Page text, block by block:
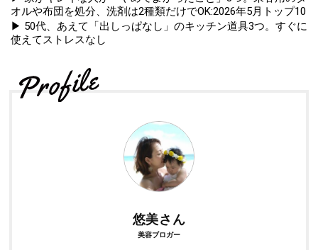
オルや布団を処分、洗剤は2種類だけでOK:2026年5月トップ10
▶ 50代、あえて「出しっぱなし」のキッチン道具3つ。すぐに
使えてストレスなし
悠美さん
美容ブロガー